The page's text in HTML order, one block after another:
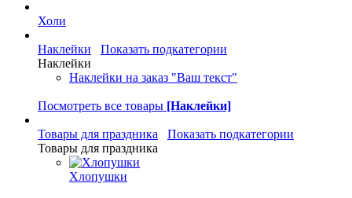
Холи
Наклейки
Показать подкатегории
Наклейки
Наклейки на заказ "Ваш текст"
Посмотреть все товары [Наклейки]
Товары для праздника
Показать подкатегории
Товары для праздника
Хлопушки